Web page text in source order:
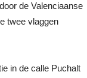
de Valenciaanse
twee vlaggen
in de calle Puchalt